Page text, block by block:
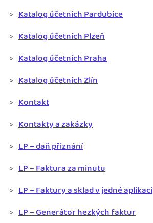
Katalog účetních Pardubice
Katalog účetních Plzeň
Katalog účetních Praha
Katalog účetních Zlín
Kontakt
Kontakty a zakázky
LP – daň přiznání
LP – Faktura za minutu
LP – Faktury a sklad v jedné aplikaci
LP – Generátor hezkých faktur